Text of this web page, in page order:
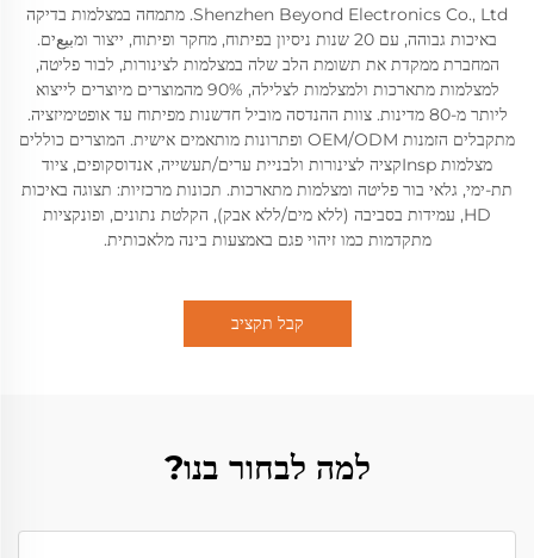
Shenzhen Beyond Electronics Co., Ltd. מתמחה במצלמות בדיקה
באיכות גבוהה, עם 20 שנות ניסיון בפיתוח, מחקר ופיתוח, ייצור ומبيعים.
המחברת ממקדת את תשומת הלב שלה במצלמות לצינורות, לבור פליטה,
למצלמות מתארכות ולמצלמות לצלילה, 90% מהמוצרים מיוצרים לייצוא
ליותר מ-80 מדינות. צוות ההנדסה מוביל חדשנות מפיתוח עד אופטימיזציה.
מתקבלים הזמנות OEM/ODM ופתרונות מותאמים אישית. המוצרים כוללים
מצלמות Inspקציה לצינורות ולבניית ערים/תעשייה, אנדוסקופים, ציוד
תת-ימי, גלאי בור פליטה ומצלמות מתארכות. תכונות מרכזיות: תצוגה באיכות
HD, עמידות בסביבה (ללא מים/ללא אבק), הקלטת נתונים, ופונקציות
מתקדמות כמו זיהוי פגם באמצעות בינה מלאכותית.
קבל תקציב
למה לבחור בנו?